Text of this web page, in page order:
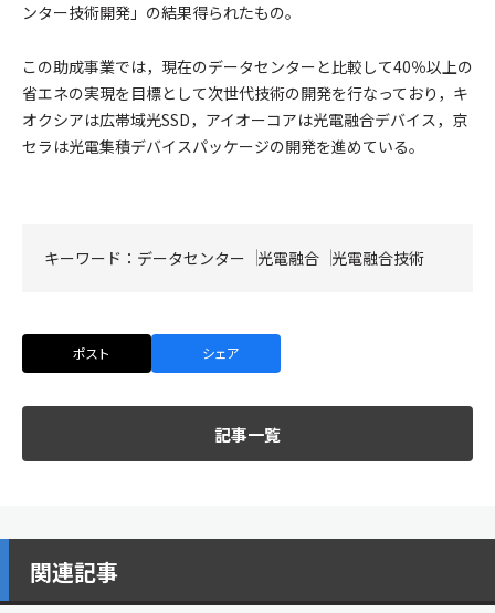
ンター技術開発」の結果得られたもの。
この助成事業では，現在のデータセンターと比較して40％以上の
省エネの実現を目標として次世代技術の開発を行なっており，キ
オクシアは広帯域光SSD，アイオーコアは光電融合デバイス，京
セラは光電集積デバイスパッケージの開発を進めている。
キーワード： データセンター 光電融合 光電融合技術
ポスト シェア
記事一覧
関連記事